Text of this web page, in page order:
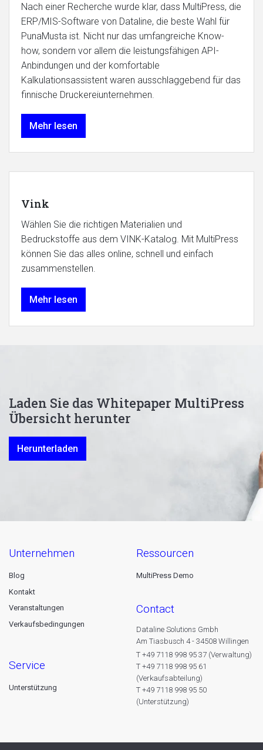
Nach einer Recherche wurde klar, dass MultiPress, die
ERP/MIS-Software von Dataline, die beste Wahl für
PunaMusta ist. Nicht nur das umfangreiche Know-
how, sondern vor allem die leistungsfähigen API-
Anbindungen und der komfortable
Kalkulationsassistent waren ausschlaggebend für das
finnische Druckereiunternehmen.
Mehr lesen
Vink
Wählen Sie die richtigen Materialien und
Bedruckstoffe aus dem VINK-Katalog. Mit MultiPress
können Sie das alles online, schnell und einfach
zusammenstellen.
Mehr lesen
Laden Sie das Whitepaper MultiPress
Übersicht herunter
Herunterladen
unternehmen
Blog
Kontakt
Veranstaltungen
Verkaufsbedingungen
service
Unterstützung
ressourcen
MultiPress Demo
contact
Dataline Solutions Gmbh
Am Tiasbusch 4 - 34508 Willingen
T +49 7118 998 95 37 (Verwaltung)
T +49 7118 998 95 61
(Verkaufsabteilung)
T +49 7118 998 95 50
(Unterstützung)